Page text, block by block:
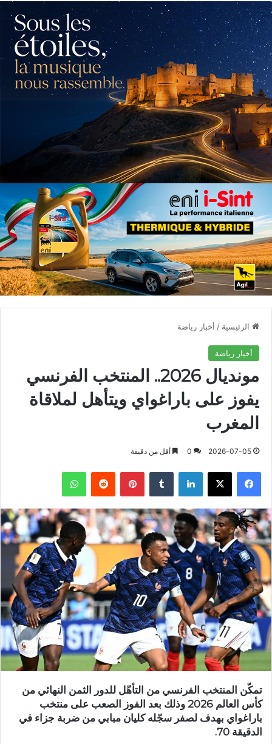
الرئيسية / أخبار رياضة
أخبار رياضة
مونديال 2026.. المنتخب الفرنسي
يفوز على باراغواي ويتأهل لملاقاة
المغرب
2026-07-05
0 أقل من دقيقة
فيسبوك X لينكدإن بينتيريست واتساب
تمكّن المنتخب الفرنسي من التأهّل للدور الثمن النهائي من
كأس العالم 2026 وذلك بعد الفوز الصعب على منتخب
باراغواي بهدف لصفر سجّله كليان مبابي من ضربة جزاء في
الدقيقة 70.